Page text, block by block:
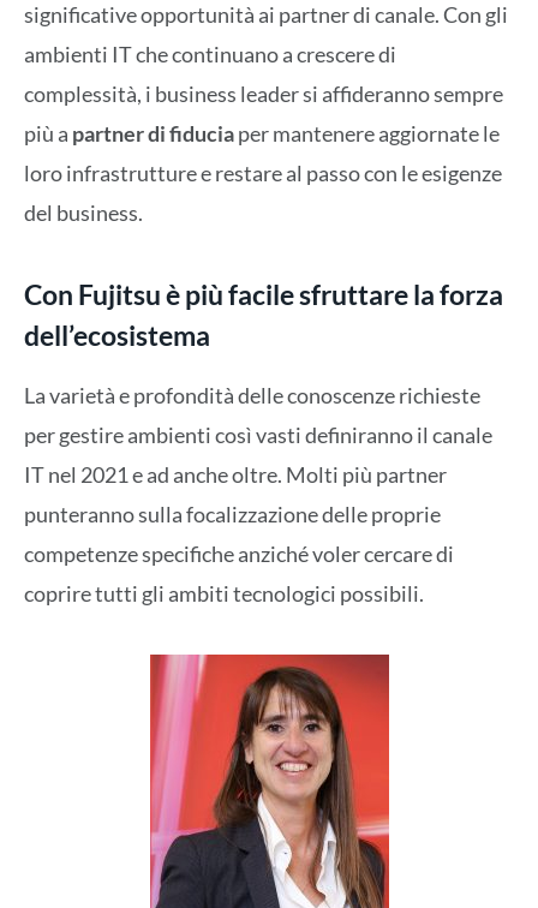
significative opportunità ai partner di canale. Con gli
ambienti IT che continuano a crescere di
complessità, i business leader si affideranno sempre
più a partner di fiduciaper mantenere aggiornate le
loro infrastrutture e restare al passo con le esigenze
del business.
Con Fujitsu è più facile sfruttare la forza
dell’ecosistema
La varietà e profondità delle conoscenze richieste
per gestire ambienti così vasti definiranno il canale
IT nel 2021 e ad anche oltre. Molti più partner
punteranno sulla focalizzazione delle proprie
competenze specifiche anziché voler cercare di
coprire tutti gli ambiti tecnologici possibili.